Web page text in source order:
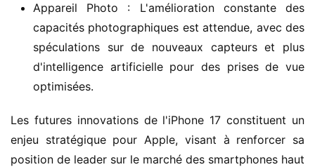
Appareil Photo : L'amélioration constante des
capacités photographiques est attendue, avec des
spéculations sur de nouveaux capteurs et plus
d'intelligence artificielle pour des prises de vue
optimisées.
Les futures innovations de l'iPhone 17 constituent un
enjeu stratégique pour Apple, visant à renforcer sa
position de leader sur le marché des smartphones haut